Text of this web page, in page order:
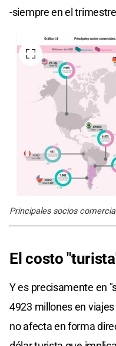
-siempre en el
Principales socios
El costo
Y es precisamente en
4923 millones en
no afecta en forma